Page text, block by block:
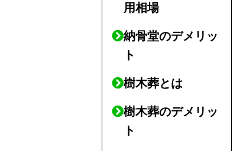
用相場
納骨堂のデメリッ
ト
樹木葬とは
樹木葬のデメリッ
ト